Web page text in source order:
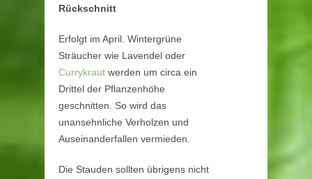
Rückschnitt
Erfolgt im April. Wintergrüne
Sträucher wie Lavendel oder
Currykraut werden um circa ein
Drittel der Pflanzenhöhe
geschnitten. So wird das
unansehnliche Verholzen und
Auseinanderfallen vermieden.
Die Stauden sollten übrigens nicht